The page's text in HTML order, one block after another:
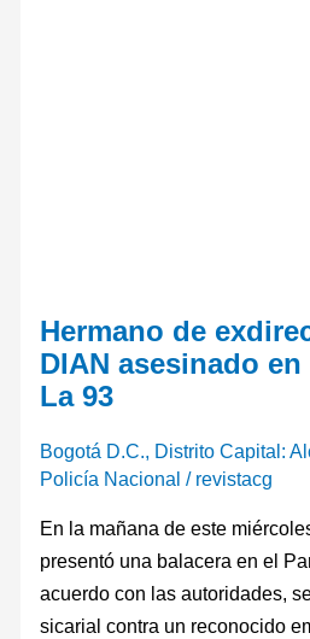
Hermano de
DIAN asesinado
La 93
Bogotá D.C., Distrito Capital:
Policía Nacional / revistacg
En la mañana de este
presentó una balacera en el
acuerdo con las autoridades,
sicarial contra un reconocido